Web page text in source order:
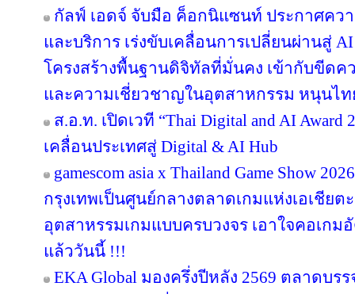
กัลฟ์ เอดจ์ จับมือ ค็อกนิแซนท์ ประกาศคว
และบริการ เร่งขับเคลื่อนการเปลี่ยนผ่านสู่
โครงสร้างพื้นฐานดิจิทัลที่มั่นคง เข้ากับขีดค
และความเชี่ยวชาญในอุตสาหกรรม หนุนไท
ส.อ.ท. เปิดเวที “Thai Digital and AI
เคลื่อนประเทศสู่ Digital & AI Hub
gamescom asia x Thailand Game Show
กรุงเทพเป็นศูนย์กลางตลาดเกมแห่งเอเชีย
อุตสาหรรมเกมแบบครบวงจร เอาใจคอเก
แล้ววันนี้ !!!
EKA Global มองครึ่งปีหลัง 2569 ตลาดบ